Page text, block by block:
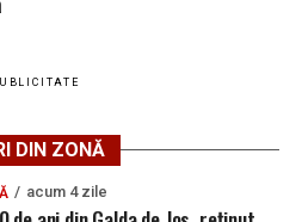
administrației locale, lucrările
și urmăresc atât creșterea
rezolvarea problemelor legate
Până la finalizarea
pe care le dețineți”
DIN ZONĂ
acum 4 zile